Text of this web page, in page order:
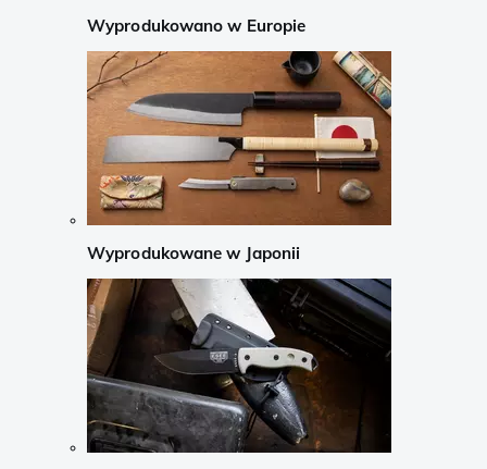
Wyprodukowano w Europie
Wyprodukowane w Japonii